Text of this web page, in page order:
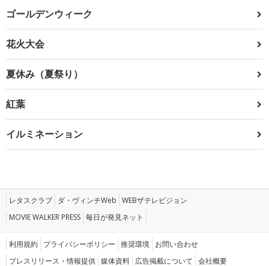
ゴールデンウィーク
花火大会
夏休み（夏祭り）
紅葉
イルミネーション
レタスクラブ ダ・ヴィンチWeb WEBザテレビジョン
MOVIE WALKER PRESS 毎日が発見ネット
利用規約 プライバシーポリシー 推奨環境 お問い合わせ
プレスリリース・情報提供 媒体資料 広告掲載について 会社概要